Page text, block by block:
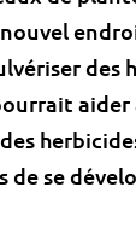
des
aider
de se